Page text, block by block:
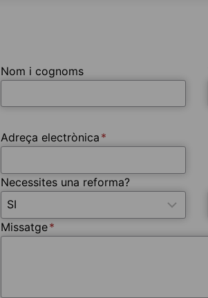
Nom i cognoms
Adreça electrònica *
Necessites una reforma?
Missatge*